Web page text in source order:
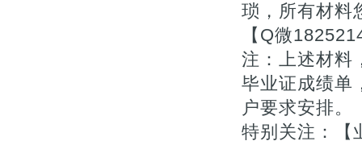
琐，所有材料
【Q微
注：上述材料
毕业证成绩单
户要求安排。
特别关注：【